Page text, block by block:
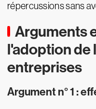
répercussions sans
Arguments
l'adoption de
entreprises
Argument n° 1 :